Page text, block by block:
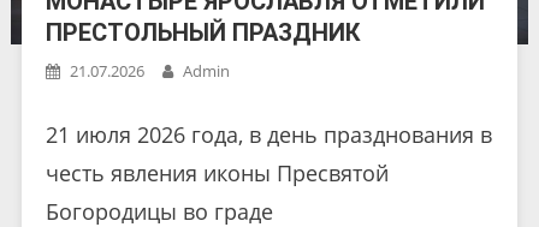
ПРЕСТОЛЬНЫЙ ПРАЗДНИК
21.07.2026 Admin
21 июля 2026 года, в день празднования в
честь явления иконы Пресвятой
Богородицы во граде